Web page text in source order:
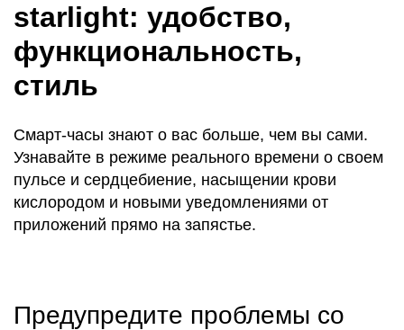
starlight: удобство,
функциональность,
стиль
Смарт-часы знают о вас больше, чем вы сами.
Узнавайте в режиме реального времени о своем
пульсе и сердцебиение, насыщении крови
кислородом и новыми уведомлениями от
приложений прямо на запястье.
Предупредите проблемы со